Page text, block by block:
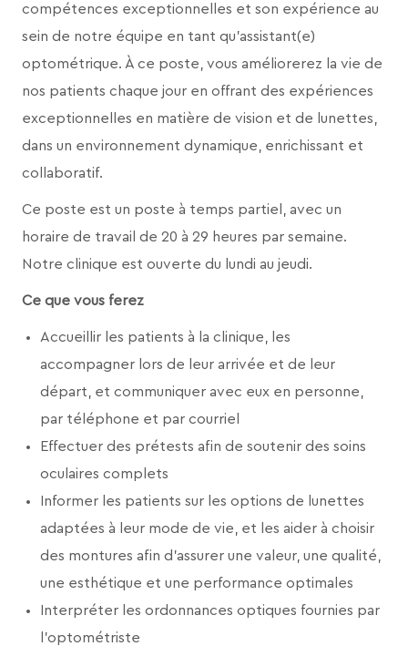
compétences exceptionnelles et son expérience au
sein de notre équipe en tant qu’assistant(e)
optométrique. À ce poste, vous améliorerez la vie de
nos patients chaque jour en offrant des expériences
exceptionnelles en matière de vision et de lunettes,
dans un environnement dynamique, enrichissant et
collaboratif.
Ce poste est un poste à temps partiel, avec un
horaire de travail de 20 à 29 heures par semaine.
Notre clinique est ouverte du lundi au jeudi.
Ce que vous ferez
Accueillir les patients à la clinique, les
accompagner lors de leur arrivée et de leur
départ, et communiquer avec eux en personne,
par téléphone et par courriel
Effectuer des prétests afin de soutenir des soins
oculaires complets
Informer les patients sur les options de lunettes
adaptées à leur mode de vie, et les aider à choisir
des montures afin d’assurer une valeur, une qualité,
une esthétique et une performance optimales
Interpréter les ordonnances optiques fournies par
l’optométriste